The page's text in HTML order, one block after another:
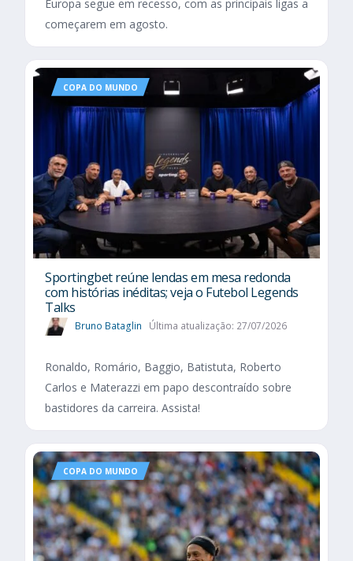
Europa segue em recesso, com as principais ligas a
começarem em agosto.
COPA DO MUNDO
Sportingbet reúne lendas em mesa redonda
com histórias inéditas; veja o Futebol Legends
Talks
Bruno Bataglin Última atualização: 27/07/2026
Ronaldo, Romário, Baggio, Batistuta, Roberto
Carlos e Materazzi em papo descontraído sobre
bastidores da carreira. Assista!
COPA DO MUNDO